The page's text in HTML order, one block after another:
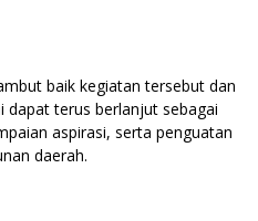
baik kegiatan tersebut dan
dapat terus berlanjut sebagai
aspirasi, serta penguatan
daerah.